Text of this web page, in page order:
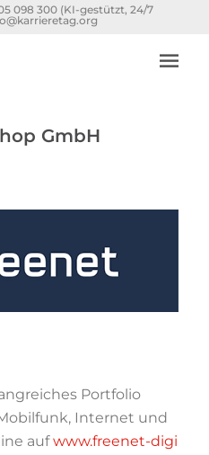
098 300 (KI-gestützt, 24/7
GmbH
Portfolio
Internet und
aufwww.freenet-digi